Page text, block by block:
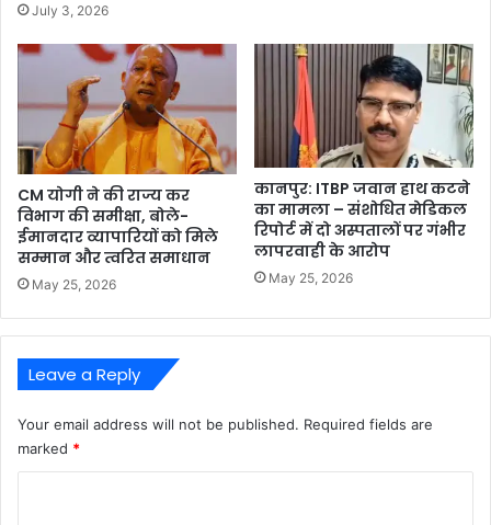
July 3, 2026
CM योगी ने की राज्य कर
विभाग की समीक्षा, बोले-
ईमानदार व्यापारियों को मिले
सम्मान और त्वरित समाधान
May 25, 2026
कानपुर: ITBP जवान हाथ कटने
का मामला – संशोधित मेडिकल
रिपोर्ट में दो अस्पतालों पर गंभीर
लापरवाही के आरोप
May 25, 2026
Leave a Reply
Your email address will not be published. Required fields are
marked *